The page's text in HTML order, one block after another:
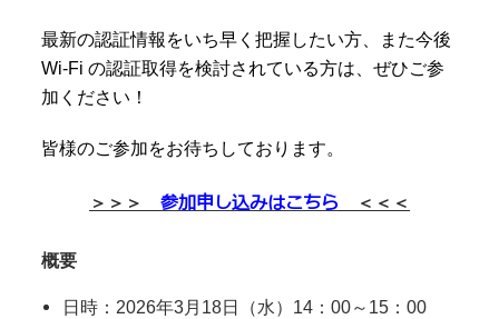
最新の認証情報をいち早く把握したい方、また今後
Wi-Fi の認証取得を検討されている方は、ぜひご参
加ください！
皆様のご参加をお待ちしております。
＞＞＞ 参加申し込みはこちら ＜＜＜
概要
日時：2026年3月18日（水）14：00～15：00